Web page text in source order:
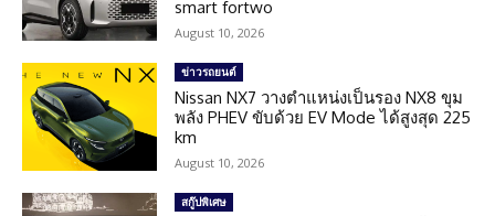
smart fortwo
August 10, 2026
ข่าวรถยนต์
Nissan NX7 วางตำแหน่งเป็นรอง NX8 ขุม
พลัง PHEV ขับด้วย EV Mode ได้สูงสุด 225
km
August 10, 2026
สกู๊ปพิเศษ